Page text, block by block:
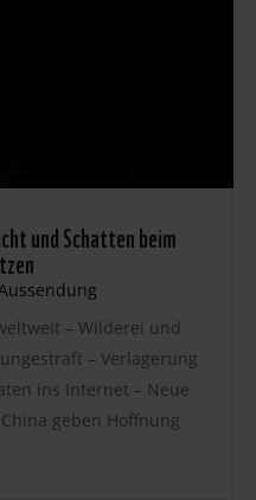
und Schatten beim
– Wilderei und
– Verlagerung
ins Internet – Neue
geben Hoffnung